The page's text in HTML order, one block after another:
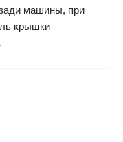
машины, при
крышки